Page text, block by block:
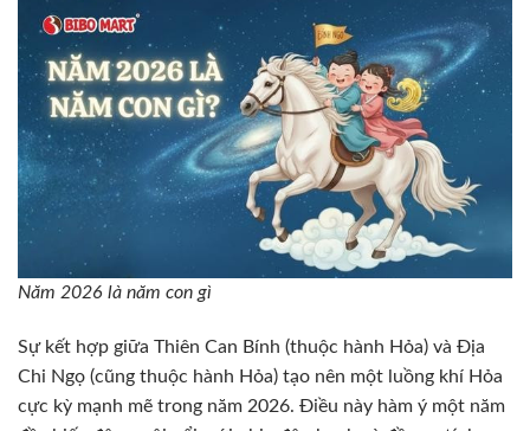
Năm 2026 là năm con gì
Sự kết hợp giữa Thiên Can Bính (thuộc hành Hỏa) và Địa
Chi Ngọ (cũng thuộc hành Hỏa) tạo nên một luồng khí Hỏa
cực kỳ mạnh mẽ trong năm 2026. Điều này hàm ý một năm